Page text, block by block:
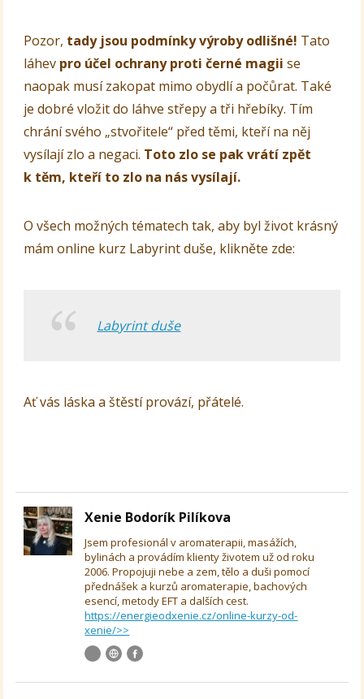
Pozor, tady jsou podmínky výroby odlišné! Tato
láhev pro účel ochrany proti černé magiise
naopak musí zakopat mimo obydlí a počůrat. Také
je dobré vložit do láhve střepy a tři hřebíky. Tím
chrání svého „stvořitele“ před těmi, kteří na něj
vysílají zlo a negaci. Toto zlo se pak vrátí zpět
k těm, kteří to zlo na nás vysílají.
O všech možných tématech tak, aby byl život krásný
mám online kurz Labyrint duše, klikněte zde:
Labyrint duše
Ať vás láska a štěstí provází, přátelé.
Xenie Bodorík Pilíkova
Jsem profesionál v aromaterapii, masážích,
bylinách a provádím klienty životem už od roku
2006. Propojuji nebe a zem, tělo a duši pomocí
přednášek a kurzů aromaterapie, bachových
esencí, metody EFT a dalších cest.
https://energieodxenie.cz/online-kurzy-od-
xenie/>>